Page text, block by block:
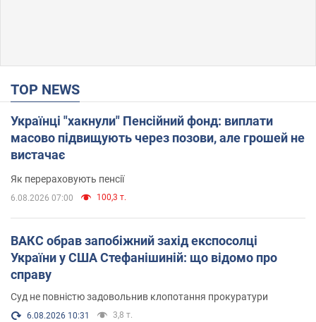
TOP NEWS
Українці "хакнули" Пенсійний фонд: виплати
масово підвищують через позови, але грошей не
вистачає
Як перераховують пенсії
6.08.2026 07:00 100,3 т.
ВАКС обрав запобіжний захід експосолці
України у США Стефанішиній: що відомо про
справу
Суд не повністю задовольнив клопотання прокуратури
6.08.2026 10:31 3,8 т.